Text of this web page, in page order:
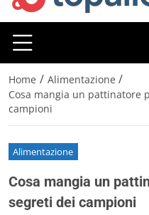
Home / Alimentazione /
Cosa mangia un pattinatore
campioni
Alimentazione
Cosa mangia un
segreti dei campioni